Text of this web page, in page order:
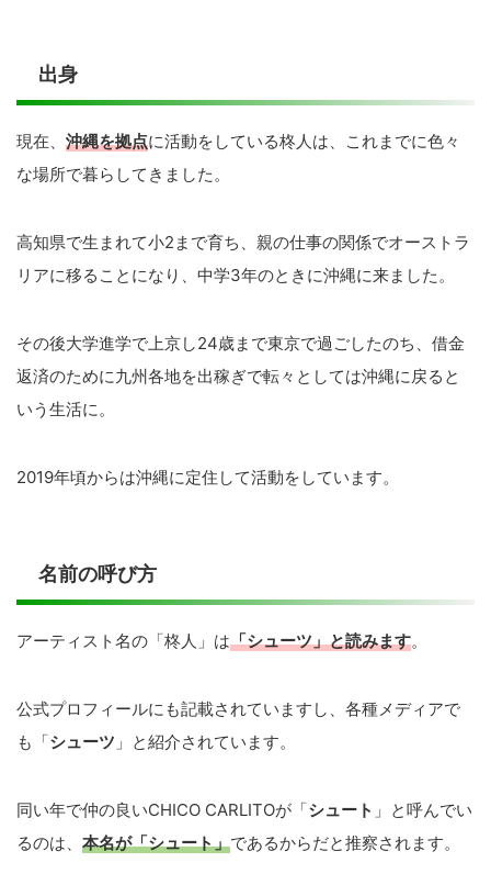
出身
現在、 沖縄を拠点に活動をしている柊人は、これまでに色々
な場所で暮らしてきました。
高知県で生まれて小2まで育ち、親の仕事の関係でオーストラ
リアに移ることになり、中学3年のときに沖縄に来ました。
その後大学進学で上京し24歳まで東京で過ごしたのち、借金
返済のために九州各地を出稼ぎで転々としては沖縄に戻ると
いう生活に。
2019年頃からは沖縄に定住して活動をしています。
名前の呼び方
アーティスト名の「柊人」は「シューツ」と読みます。
公式プロフィールにも記載されていますし、各種メディアで
も「シューツ 」と紹介されています。
同い年で仲の良いCHICO CARLITOが「シュート 」と呼んでい
るのは、 本名が「シュート」であるからだと推察されます。